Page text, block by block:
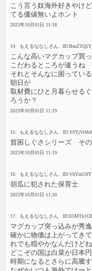
こう言う奴海外好きやけ
てる価値無いよホント
2022年10月01日 11:18
14. もえるななしさん.
こんな高いマグカップ買
こだわるところが違うね
それとそんなに困ってい
朝日が
取材費にひと月暮らせる
ろうか？
2022年10月01日 11:19
15. もえるななしさん.
貧困しぐさシリーズ その
2022年10月01日 11:19
16. もえるななしさん.
胡瓜に犯された保育士
2022年10月01日 11:20
17. もえるななしさん.
マグカップ突っ込みが秀
確かに物価は上がってき
れでも穏やかなんだけど
どこぞの国は白菜が日本
時期になるとさらに高騰